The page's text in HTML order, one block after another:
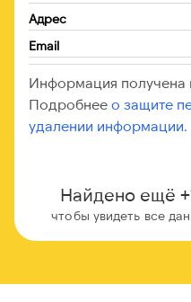
Адрес
Email
Информация получена
Подробнее о защите
удалении информации.
Найдено ещё
чтобы увидеть все